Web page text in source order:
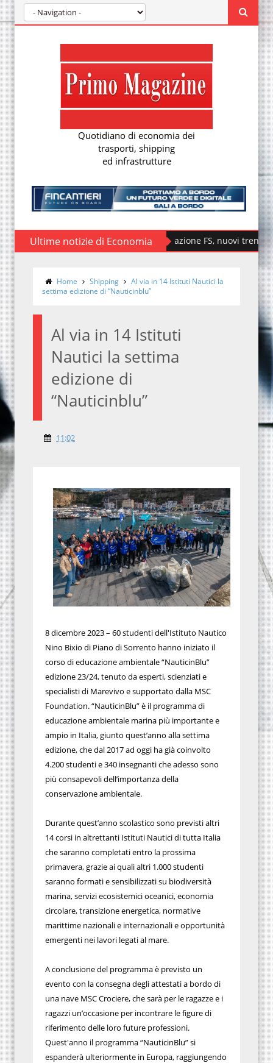
Quotidiano di economia dei
trasporti, shipping
ed infrastrutture
Ultime notizie di EconomiaFondazione FS, nuovi treni storici
Home Shipping
Al via in 14 Istituti Nautici la
settima edizione di “Nauticinblu”
Al via in 14 Istituti
Nautici la settima
edizione di
“Nauticinblu”
11:02
8 dicembre 2023 – 60 studenti dell'Istituto Nautico
Nino Bixio di Piano di Sorrento hanno iniziato il
corso di educazione ambientale “NauticinBlu”
edizione 23/24, tenuto da esperti, scienziati e
specialisti di Marevivo e supportato dalla MSC
Foundation. “NauticinBlu” è il programma di
educazione ambientale marina più importante e
ampio in Italia, giunto quest’anno alla settima
edizione, che dal 2017 ad oggi ha già coinvolto
4.200 studenti e 340 insegnanti che adesso sono
più consapevoli dell’importanza della
conservazione ambientale.
Durante quest’anno scolastico sono previsti altri
14 corsi in altrettanti Istituti Nautici di tutta Italia
che saranno completati entro la prossima
primavera, grazie ai quali altri 1.000 studenti
saranno formati e sensibilizzati su biodiversità
marina, servizi ecosistemici oceanici, economia
circolare, transizione energetica, normative
marittime nazionali e internazionali e opportunità
emergenti nei lavori legati al mare.
A conclusione del programma è previsto un
evento con la consegna degli attestati a bordo di
una nave MSC Crociere, che sarà per le ragazze e i
ragazzi un’occasione per incontrare le figure di
riferimento delle loro future professioni.
Quest'anno il programma “NauticinBlu” si
espanderà ulteriormente in Europa, raggiungendo